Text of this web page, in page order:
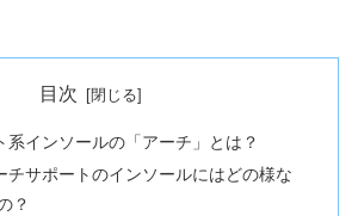
目次
系インソールの「アーチ」とは？
チサポートのインソールにはどの様な
？